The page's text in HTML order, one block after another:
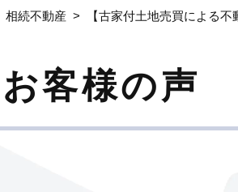
相続不動産 【古家付土地売買による
客様の声